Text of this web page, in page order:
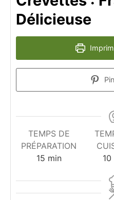
Délicieuse
TEMPS DE
PRÉPARATION
15minutes
min
10